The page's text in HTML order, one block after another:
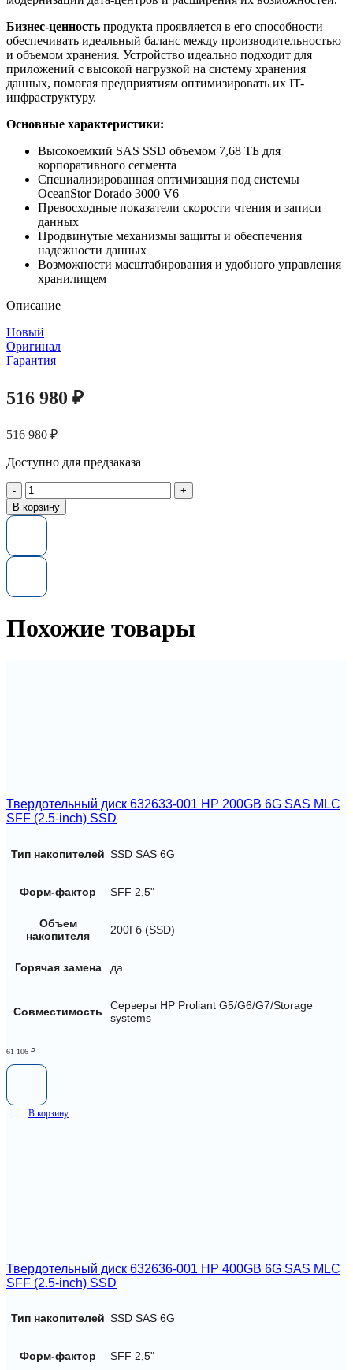
Бизнес-ценность продукта проявляется в его способности
обеспечивать идеальный баланс между производительностью
и объемом хранения. Устройство идеально подходит для
приложений с высокой нагрузкой на систему хранения
данных, помогая предприятиям оптимизировать их IT-
инфраструктуру.
Основные характеристики:
Высокоемкий SAS SSD объемом 7,68 ТБ для
корпоративного сегмента
Специализированная оптимизация под системы
OceanStor Dorado 3000 V6
Превосходные показатели скорости чтения и записи
данных
Продвинутые механизмы защиты и обеспечения
надежности данных
Возможности масштабирования и удобного управления
хранилищем
Описание
Новый
Оригинал
Гарантия
516 980 ₽
516 980 ₽
Доступно для предзаказа
Количество
товара
Серверный
HUAWEI
7.68TB
SAS
Oceanstor
В корзину
Похожие товары
Твердотельный диск 632633-001 HP 200GB 6G SAS MLC
SFF (2.5-inch) SSD
Тип накопителей SSD SAS 6G
Форм-фактор SFF 2,5"
Объем
накопителя
200Гб (SSD)
Горячая замена да
Совместимость
Серверы HP Proliant G5/G6/G7/Storage
systems
61 106 ₽
В корзину
Твердотельный диск 632636-001 HP 400GB 6G SAS MLC
SFF (2.5-inch) SSD
Тип накопителей SSD SAS 6G
Форм-фактор SFF 2,5"